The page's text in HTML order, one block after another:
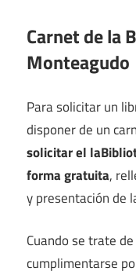
Carnet de la
Monteagudo
Para solicitar un
disponer de un
solicitar el
forma gratuita,
y presentación de
Cuando se trate
cumplimentarse